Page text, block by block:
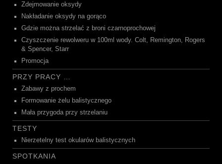
Zdejmowanie oksydy
Nakładanie oksydy na gorąco
Gdzie można strzelać z broni czarnoprochowej
Czyszczenie rewolweru w 100ml wody. Colt, Remington, Rogers
& Spencer, Starr
Promocja
PRZY PRACY …
Zabawy z prochem
Formowanie żelu balistycznego
Mała przygoda przy strzelaniu
TESTY
Nierzetelny test okularów balistycznych
SPOTKANIA